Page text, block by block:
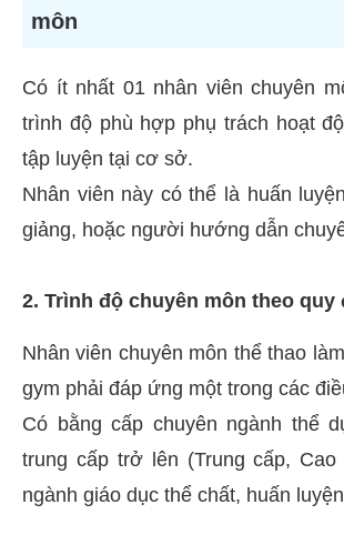
môn
Có ít nhất 01 nhân viên chuyên
trình độ phù hợp phụ trách hoạt
tập luyện tại cơ sở.
Nhân viên này có thể là huấn
giảng, hoặc người hướng dẫn
2. Trình độ chuyên môn theo quy
Nhân viên chuyên môn thể thao
gym phải đáp ứng một trong các
Có bằng cấp chuyên ngành thể
trung cấp trở lên (Trung cấp,
ngành giáo dục thể chất, huấn